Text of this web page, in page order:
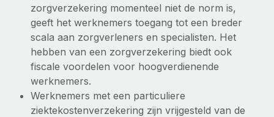
zorgverzekering momenteel niet de norm is,
geeft het werknemers toegang tot een breder
scala aan zorgverleners en specialisten. Het
hebben van een zorgverzekering biedt ook
fiscale voordelen voor hoogverdienende
werknemers.
Werknemers met een particuliere
ziektekostenverzekering zijn vrijgesteld van de